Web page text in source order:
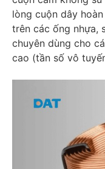
lòng cuộn dây
trên các ống nhựa,
chuyên dùng cho
cao (tần số vô